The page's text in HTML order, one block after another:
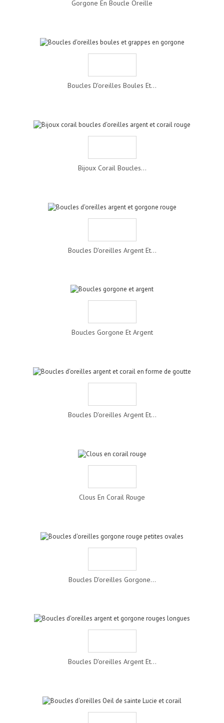
Gorgone En Boucle Oreille
Boucles D'oreilles Boules Et...
Bijoux Corail Boucles...
Boucles D'oreilles Argent Et...
Boucles Gorgone Et Argent
Boucles D'oreilles Argent Et...
Clous En Corail Rouge
Boucles D'oreilles Gorgone...
Boucles D'oreilles Argent Et...